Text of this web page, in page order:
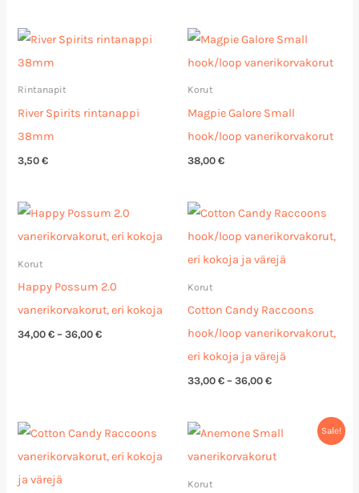
Rintanapit
River Spirits rintanappi
38mm
3,50€
Korut
Magpie Galore Small
hook/loop vanerikorvakorut
38,00 €
Korut
Happy Possum 2.0
vanerikorvakorut, eri kokoja
34,00€ – 36,00€
Hintaluokka:
34,00 €
-
Korut
Cotton Candy Raccoons
hook/loop vanerikorvakorut,
eri kokoja ja värejä
33,00 € – 36,00 €
Hintaluokka:
33,00 €
-
Hintaluokka:
33,00 €
-
Sale!
Korut
Alkuperäinen
oli:
Nykyinen
hinta
on: